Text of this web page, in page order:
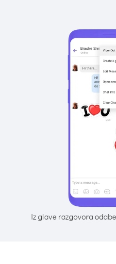
Iz glave razgovora